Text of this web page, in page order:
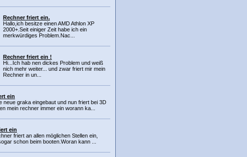
Rechner friert ein.
Hallo,ich besitze einen AMD Athlon XP
2000+.Seit einiger Zeit habe ich ein
merkwürdiges Problem.Nac...
Rechner friert ein !
Hi...Ich hab nen dickes Problem und weiß
nich mehr weiter... und zwar friert mir mein
Rechner in un...
ein
neue graka eingebaut und nun friert bei 3D
mein rechner immer ein worann ka...
ein
friert an allen möglichen Stellen ein,
schon beim booten.Woran kann ...